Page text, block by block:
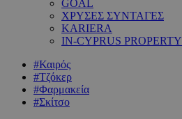
GOAL
ΧΡΥΣΕΣ ΣΥΝΤΑΓΕΣ
KARIERA
IN-CYPRUS PROPERTY
#Καιρός
#Τζόκερ
#Φαρμακεία
#Σκίτσο